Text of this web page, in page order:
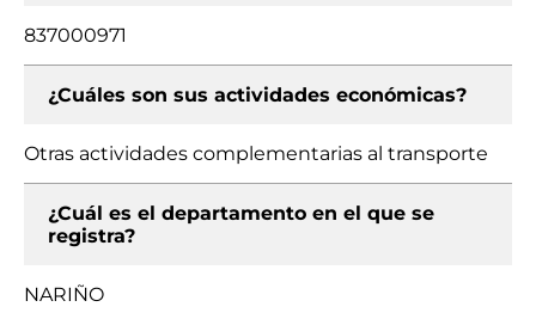
837000971
¿Cuáles son sus actividades económicas?
Otras actividades complementarias al transporte
¿Cuál es el departamento en el que se
registra?
NARIÑO